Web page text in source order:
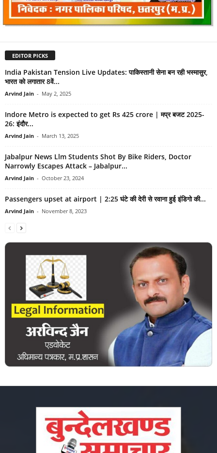
EDITOR PICKS
India Pakistan Tension Live Updates: पाकिस्तानी सेना बन रही भस्मासुर,
भारत को लगातार 8वें...
Arvind Jain - May 2, 2025
Indore Metro is expected to get Rs 425 crore | मप्र बजट 2025-
26: इंदौर...
Arvind Jain - March 13, 2025
Jabalpur News Llm Students Shot By Bike Riders, Doctor
Narrowly Escapes Attack – Jabalpur...
Arvind Jain - October 23, 2024
Passengers upset at airport | 2:25 घंटे की देरी से रवाना हुई इंडिगो की...
Arvind Jain - November 8, 2023